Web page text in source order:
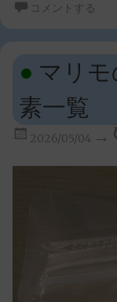
コメントする
マリ
素一覧
2026/05/04